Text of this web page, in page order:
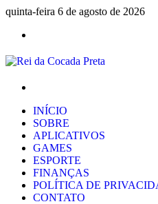
quinta-feira 6 de agosto de 2026
INÍCIO
SOBRE
APLICATIVOS
GAMES
ESPORTE
FINANÇAS
POLÍTICA DE
CONTATO